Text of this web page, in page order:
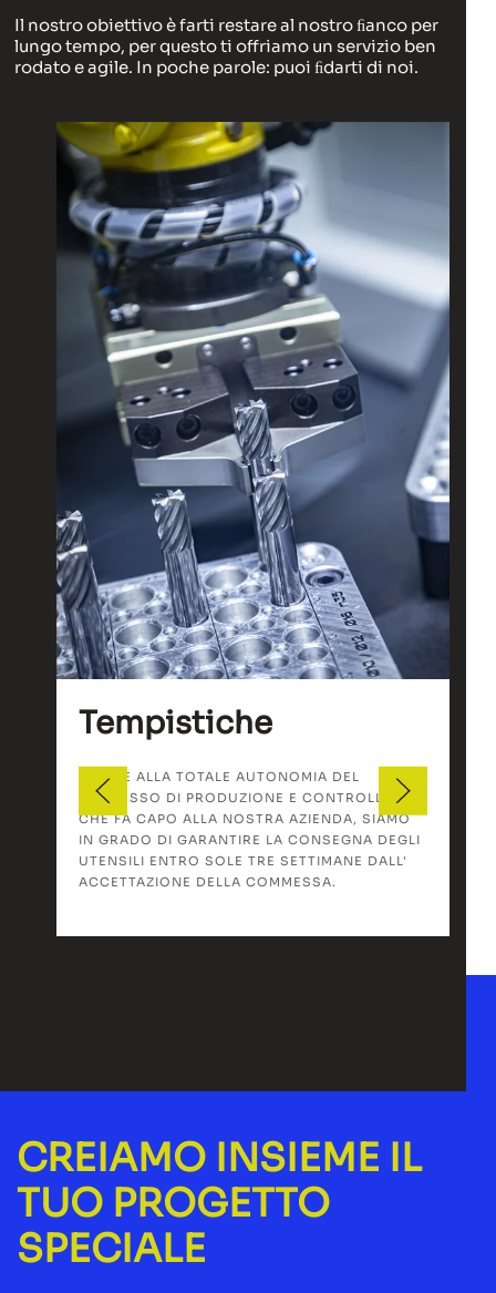
Il nostro obiettivo è farti restare al nostro ﬁanco per
lungo tempo, per questo ti offriamo un servizio ben
rodato e agile. In poche parole: puoi ﬁdarti di noi.
Tempistiche
GRAZIE ALLA TOTALE AUTONOMIA DEL
PROCESSO DI PRODUZIONE E CONTROLLO
CHE FA CAPO ALLA NOSTRA AZIENDA, SIAMO
IN GRADO DI GARANTIRE LA CONSEGNA DEGLI
UTENSILI ENTRO SOLE TRE SETTIMANE DALL'
ACCETTAZIONE DELLA COMMESSA.
CREIAMO INSIEME IL
TUO PROGETTO
SPECIALE